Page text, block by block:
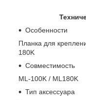
Особенности
Планка для
180K
Совместимость
ML-100K / ML180K
Тип аксессуара